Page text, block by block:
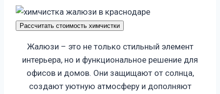
Рассчитать стоимость химчистки
Жалюзи – это не только стильный элемент
интерьера, но и функциональное решение для
офисов и домов. Они защищают от солнца,
создают уютную атмосферу и дополняют